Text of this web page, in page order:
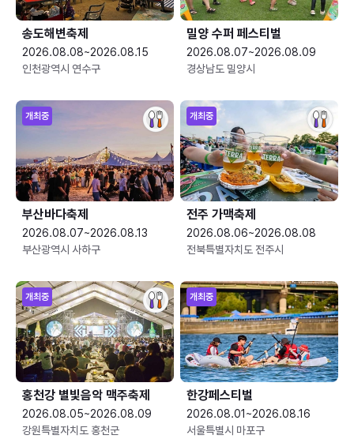
송도해변축제
2026.08.08~2026.08.15
인천광역시 연수구
밀양 수퍼 페스티벌
2026.08.07~2026.08.09
경상남도 밀양시
개최중
부산바다축제
2026.08.07~2026.08.13
부산광역시 사하구
개최중
전주 가맥축제
2026.08.06~2026.08.08
전북특별자치도 전주시
개최중
홍천강 별빛음악 맥주축제
2026.08.05~2026.08.09
강원특별자치도 홍천군
개최중
한강페스티벌
2026.08.01~2026.08.16
서울특별시 마포구